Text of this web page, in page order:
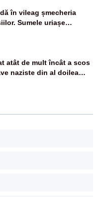
în vileag șmecheria
Sumele uriașe
român
atât de mult încât a scos
naziste din al doilea